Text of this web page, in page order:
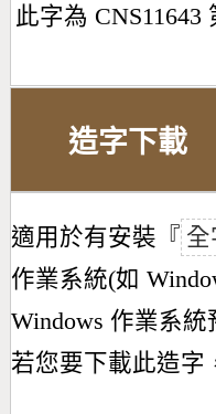
此字為 CNS11643
造字下載
適用於有安裝『
作業系統(如
Windows 作業系
若您要下載此造字